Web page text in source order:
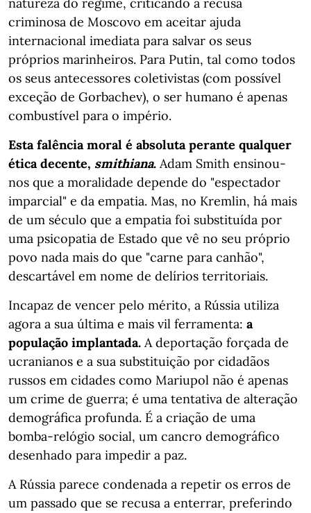
criminosa de Moscovo em aceitar ajuda
internacional imediata para salvar os seus
próprios marinheiros. Para Putin, tal como todos
os seus antecessores coletivistas (com possível
exceção de Gorbachev), o ser humano é apenas
combustível para o império.
Esta falência moral é absoluta perante qualquer
ética decente, smithiana. Adam Smith ensinou-
nos que a moralidade depende do "espectador
imparcial" e da empatia. Mas, no Kremlin, há mais
de um século que a empatia foi substituída por
uma psicopatia de Estado que vê no seu próprio
povo nada mais do que "carne para canhão",
descartável em nome de delírios territoriais.
Incapaz de vencer pelo mérito, a Rússia utiliza
agora a sua última e mais vil ferramenta: a
população implantada. A deportação forçada de
ucranianos e a sua substituição por cidadãos
russos em cidades como Mariupol não é apenas
um crime de guerra; é uma tentativa de alteração
demográfica profunda. É a criação de uma
bomba-relógio social, um cancro demográfico
desenhado para impedir a paz.
A Rússia parece condenada a repetir os erros de
um passado que se recusa a enterrar, preferindo